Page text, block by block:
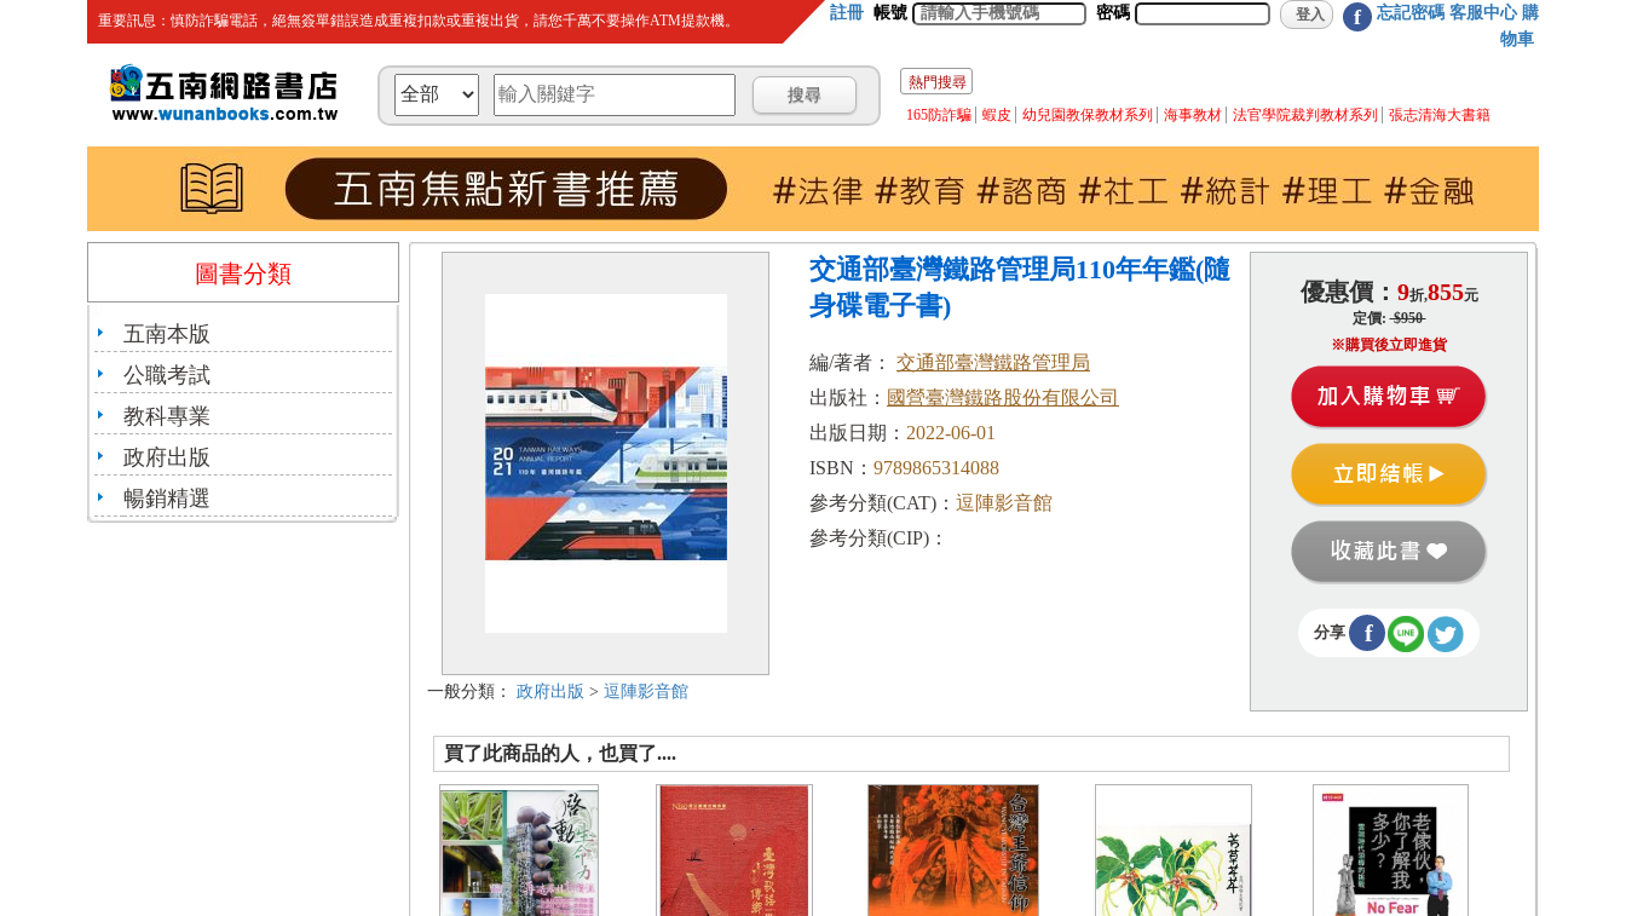
重要訊息：慎防詐騙電話，絕無簽單錯誤造成重複扣款或重複出貨，請您千萬不要操作ATM提款機。 註冊 帳號 密碼 f 忘記密碼 客服中心 購
物車
熱門搜尋
165防詐騙
蝦皮 幼兒園教保教材系列 海事教材 法官學院裁判教材系列 張志清海大書籍
圖書分類
五南本版
公職考試
教科專業
政府出版
暢銷精選
一般分類： 政府出版 > 逗陣影音館
交通部臺灣鐵路管理局110年年鑑(隨
身碟電子書)
編/著者： 交通部臺灣鐵路管理局
出版社： 國營臺灣鐵路股份有限公司
出版日期： 2022-06-01
ISBN： 9789865314088
參考分類(CAT)： 逗陣影音館
參考分類(CIP)：
優惠價： 9折,855元
定價:$950
※購買後立即進貨
分享 f
買了此商品的人，也買了....